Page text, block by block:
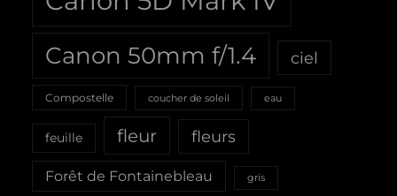
Canon 50mm f/1.4 ciel
Compostelle coucher de soleil eau
feuille fleur fleurs
Forêt de Fontainebleau gris